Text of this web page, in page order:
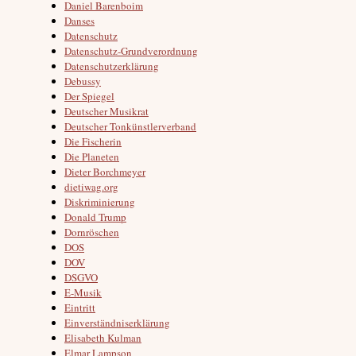
Daniel Barenboim
Danses
Datenschutz
Datenschutz-Grundverordnung
Datenschutzerklärung
Debussy
Der Spiegel
Deutscher Musikrat
Deutscher Tonkünstlerverband
Die Fischerin
Die Planeten
Dieter Borchmeyer
dietiwag.org
Diskriminierung
Donald Trump
Dornröschen
DOS
DOV
DSGVO
E-Musik
Eintritt
Einverständniserklärung
Elisabeth Kulman
Elmar Lampson